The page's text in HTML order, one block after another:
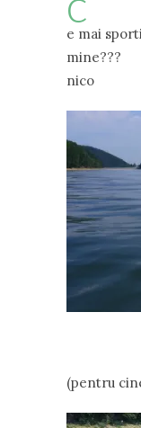
e mai
nico
(pentru